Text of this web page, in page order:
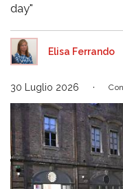
day"
Elisa Ferrando
30 Luglio 2026